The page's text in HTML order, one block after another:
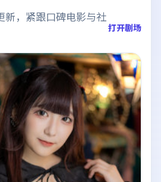
新，紧跟口碑电影与社
打开剧场